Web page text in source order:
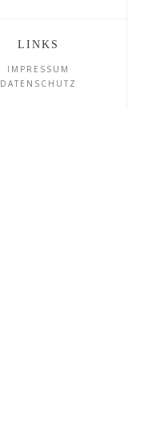
LINKS
IMPRESSUM
DATENSCHUTZ